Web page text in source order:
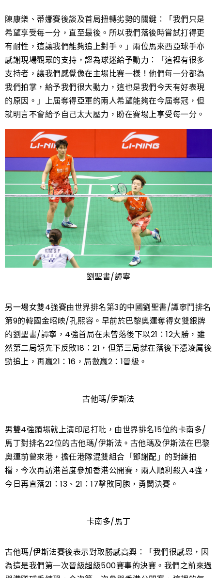
陳康樂、蒂娜賽後談及首局扭轉劣勢的關鍵：「我們只是
希望享受每一分，直至最後。所以我們落後時嘗試打得更
有耐性，這讓我們能夠追上對手。」兩位馬來西亞球手亦
感謝現場觀眾的支持，認為球迷給予動力：「這裡有很多
支持者，讓我們感覺像在主場比賽一樣！他們每一分都為
我們拍掌，給予我們很大動力，這也是我們今天有好表現
的原因。」上屆奪得亞軍的兩人希望能夠在今屆奪冠，但
就明言不會給予自己太大壓力，盼在賽場上享受每一分。
劉聖書/譚寧
另一場女雙4強賽由世界排名第3的中國劉聖書/譚寧鬥排名
第9的韓國金昭映/孔熙容。早前於巴黎奧運奪得女雙銀牌
的劉聖書/譚寧，4強首局在未曾落後下以21：12大勝，雖
然第二局領先下反敗18：21，但第三局就在落後下憑凌厲後
勁追上，再贏21：16，局數贏2：1晉級。
古他瑪/伊斯法
男雙4強頭場就上演印尼打吡，由世界排名15位的卡南多/
馬丁對排名22位的古他瑪/伊斯法。古他瑪及伊斯法在巴黎
奧運前曾來港，擔任港隊混雙組合「鄧謝配」的對練拍
檔，今次再訪港首度參加香港公開賽，兩人順利殺入4強，
今日再直落21：13、21：17擊敗同胞，勇闖決賽。
卡南多/馬丁
古他瑪/伊斯法賽後表示對取勝感高興：「我們很感恩，因
為這是我們第一次晉級超級500賽事的決賽。我們之前來過